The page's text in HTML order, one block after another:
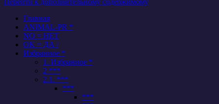
Перейти к дополнительному содержимому
Главная
ANIMAL-PR *
NO = НЕТ
OK = ДА /
Избранное *
1. Избранное *
2 ***
2.1. ***
***
***